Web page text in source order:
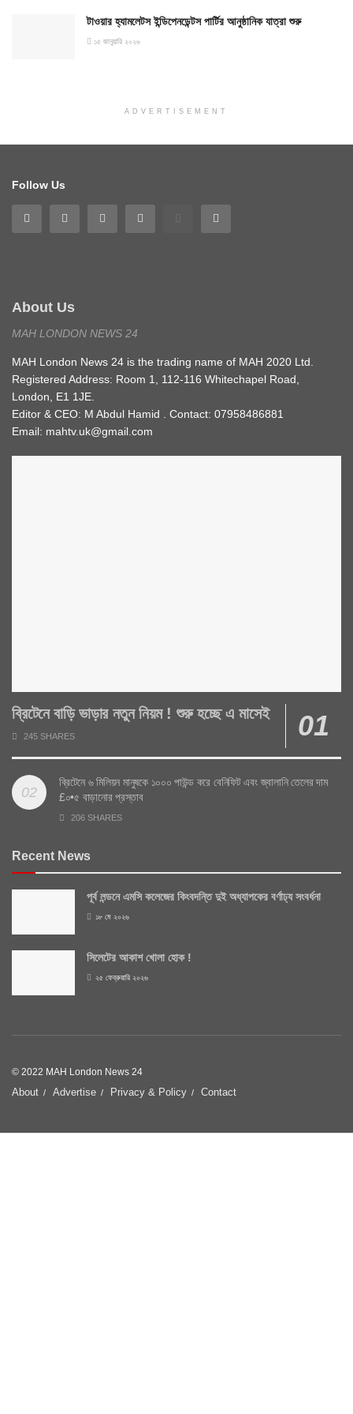
টাওয়ার হ্যামলেটস ইন্ডিপেনডেন্টস পার্টির আনুষ্ঠানিক যাত্রা শুরু
১৫ জানুয়ারি ২০২৬
ADVERTISEMENT
Follow Us
About Us
MAH LONDON NEWS 24
MAH London News 24 is the trading name of MAH 2020 Ltd.
Registered Address: Room 1, 112-116 Whitechapel Road,
London, E1 1JE.
Editor & CEO: M Abdul Hamid . Contact: 07958486881
Email: mahtv.uk@gmail.com
ব্রিটেনে বাড়ি ভাড়ার নতুন নিয়ম ! শুরু হচ্ছে এ মাসেই
245 SHARES
ব্রিটেনে ৬ মিলিয়ন মানুষকে ১০০০ পাউন্ড করে বেনিফিট এবং জ্বালানি তেলের দাম
£০•৫ বাড়ানোর প্রস্তাব
206 SHARES
Recent News
পূর্ব লন্ডনে এমসি কলেজের কিংবদন্তি দুই অধ্যাপকের বর্ণাঢ্য সংবর্ধনা
১৮ মে ২০২৬
সিলেটের আকাশ খোলা হোক !
২৫ ফেব্রুয়ারি ২০২৬
© 2022 MAH London News 24
About Advertise Privacy & Policy Contact